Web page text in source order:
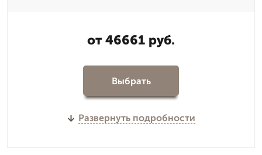
от 46661 руб.
Выбрать
Развернуть подробности